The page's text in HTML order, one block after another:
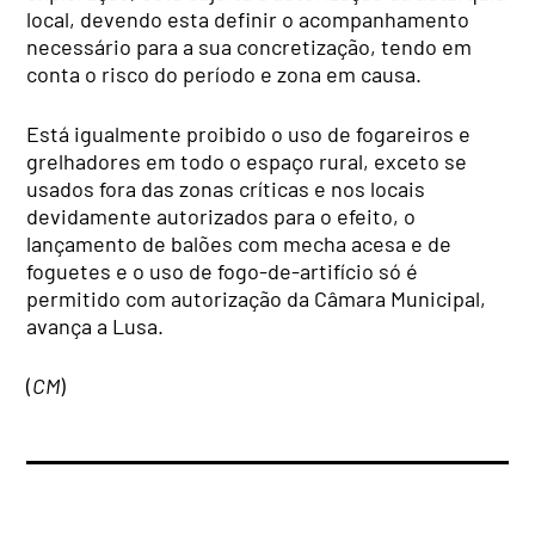
local, devendo esta definir o acompanhamento
necessário para a sua concretização, tendo em
conta o risco do período e zona em causa.
Está igualmente proibido o uso de fogareiros e
grelhadores em todo o espaço rural, exceto se
usados fora das zonas críticas e nos locais
devidamente autorizados para o efeito, o
lançamento de balões com mecha acesa e de
foguetes e o uso de fogo-de-artifício só é
permitido com autorização da Câmara Municipal,
avança a Lusa.
(CM)